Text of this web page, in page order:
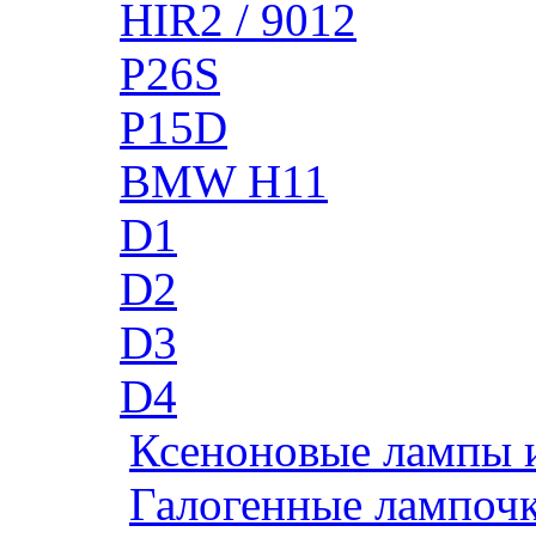
HIR2 / 9012
P26S
P15D
BMW H11
D1
D2
D3
D4
Ксеноновые лампы
Галогенные